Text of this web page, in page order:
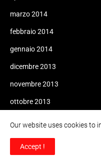
marzo 2014
febbraio 2014
gennaio 2014
dicembre 2013
novembre 2013
ottobre 2013
agosto 2013
luglio 2013
Our website uses cookies to
Accept !